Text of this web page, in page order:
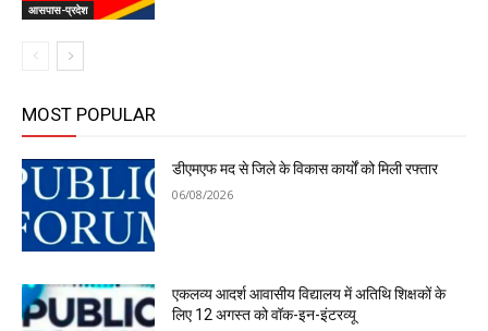
आसपास-प्रदेश
MOST POPULAR
डीएमएफ मद से जिले के विकास कार्यों को मिली रफ्तार
06/08/2026
एकलव्य आदर्श आवासीय विद्यालय में अतिथि शिक्षकों के
लिए 12 अगस्त को वॉक-इन-इंटरव्यू